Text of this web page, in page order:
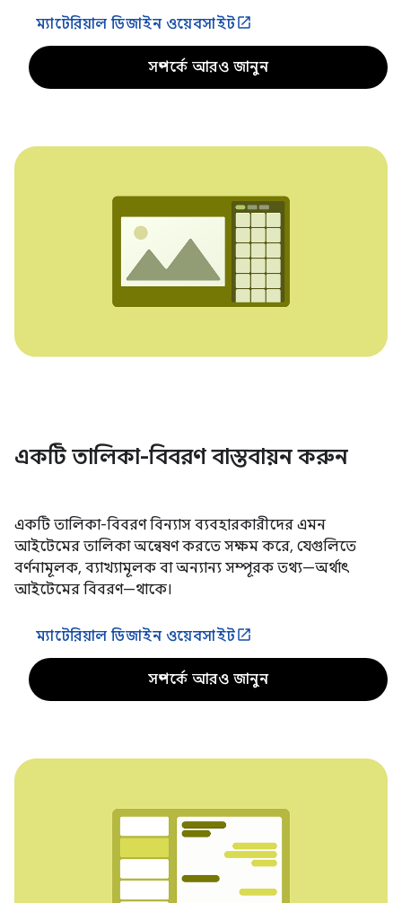
ম্যাটেরিয়াল ডিজাইন ওয়েবসাইট
সম্পর্কে আরও জানুন
একটি তালিকা-বিবরণ বাস্তবায়ন করুন
একটি তালিকা-বিবরণ বিন্যাস ব্যবহারকারীদের এমন
আইটেমের তালিকা অন্বেষণ করতে সক্ষম করে, যেগুলিতে
বর্ণনামূলক, ব্যাখ্যামূলক বা অন্যান্য সম্পূরক তথ্য—অর্থাৎ
আইটেমের বিবরণ—থাকে।
ম্যাটেরিয়াল ডিজাইন ওয়েবসাইট
সম্পর্কে আরও জানুন